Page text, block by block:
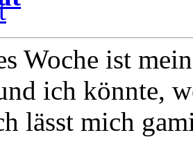
Woche ist
ich könnte,
lässt mich